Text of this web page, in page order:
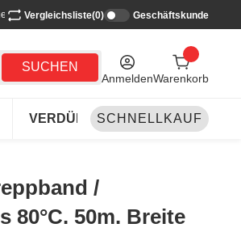
Vergleichsliste(0) Geschäftskunde
SUCHEN
AnmeldenWarenkorb
VERDÜNNEN-REINIGEN
SCHNELLKAUF
/
80°C. 50m. Breite